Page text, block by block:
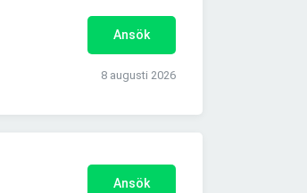
Ansök
8 augusti 2026
Ansök